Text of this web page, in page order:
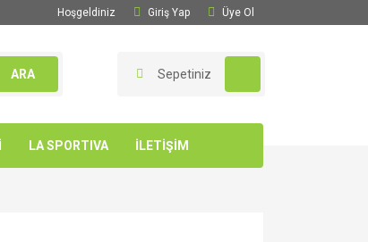
Hoşgeldiniz Giriş Yap Üye Ol
ARA Sepetiniz
LA SPORTIVA İLETİŞİM